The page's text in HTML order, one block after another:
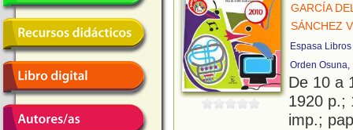
GARCÍA
SÁNCHEZ
Espasa Libros
Orden
De 10 a
1920 p.;
imp.;